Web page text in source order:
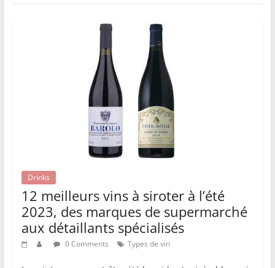
Drinks
12 meilleurs vins à siroter à l’été
2023, des marques de supermarché
aux détaillants spécialisés
0 Comments Types de vin